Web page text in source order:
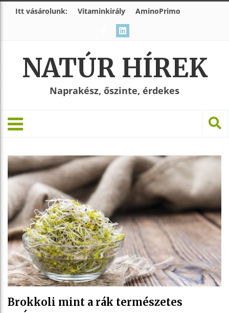
Itt vásárolunk: Vitaminkirály AminoPrimo
NATÚR HÍREK
Naprakész, őszinte, érdekes
Brokkoli mint a rák természetes